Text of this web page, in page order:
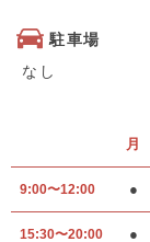
駐車場
なし
月
9:00〜12:00 ●
15:30〜20:00 ●